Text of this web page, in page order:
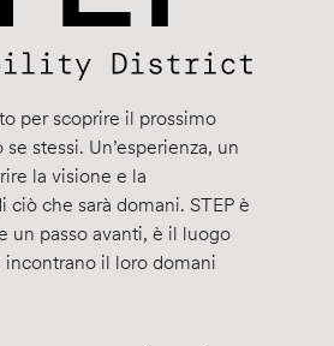
per scoprire il prossimo
stessi. Un’esperienza, un
la visione e la
ciò che sarà domani. STEP è
un passo avanti, è il luogo
il loro domani